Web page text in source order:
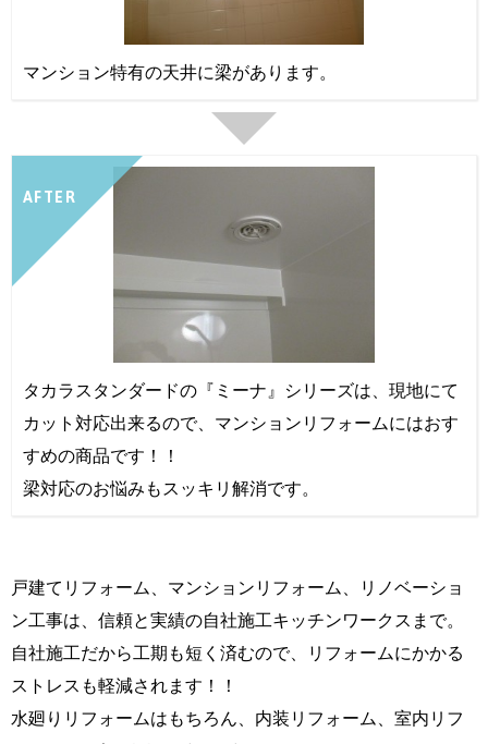
マンション特有の天井に梁があります。
AFTER
タカラスタンダードの『ミーナ』シリーズは、現地にて
カット対応出来るので、マンションリフォームにはおす
すめの商品です！！
梁対応のお悩みもスッキリ解消です。
戸建てリフォーム、マンションリフォーム、リノベーショ
ン工事は、信頼と実績の自社施工キッチンワークスまで。
自社施工だから工期も短く済むので、リフォームにかかる
ストレスも軽減されます！！
水廻りリフォームはもちろん、内装リフォーム、室内リフ